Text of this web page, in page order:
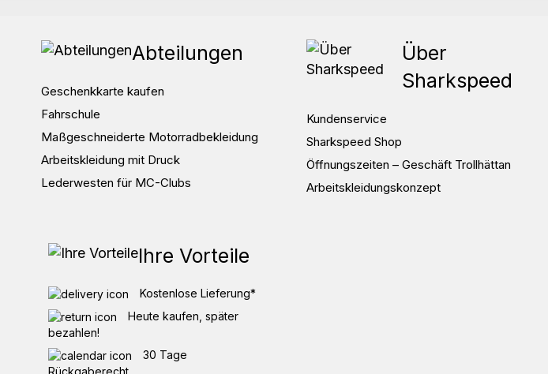
Abteilungen
Geschenkkarte kaufen
Fahrschule
Maßgeschneiderte Motorradbekleidung
Arbeitskleidung mit Druck
Lederwesten für MC-Clubs
Über
Sharkspeed
Kundenservice
Sharkspeed Shop
Öffnungszeiten – Geschäft Trollhättan
Arbeitskleidungskonzept
Ihre Vorteile
Kostenlose Lieferung*
Heute kaufen, später
bezahlen!
30 Tage